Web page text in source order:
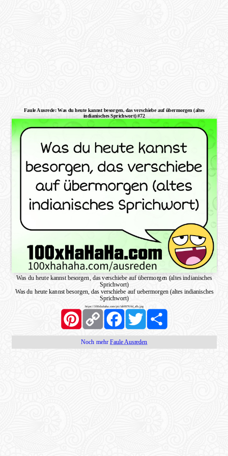
Faule Ausrede: Was du heute kannst besorgen, das verschiebe auf übermorgen (altes
indianisches Sprichwort) #72
Was du heute kannst besorgen, das verschiebe auf übermorgen (altes indianisches
Sprichwort)
Was du heute kannst besorgen, das verschiebe auf uebermorgen (altes indianisches
Sprichwort)
https://100xhahaha.com/pic!ab99760d_sfb.jpg
PinterestCopy
Link
FacebookTwitter Share
Noch mehr Faule Ausreden